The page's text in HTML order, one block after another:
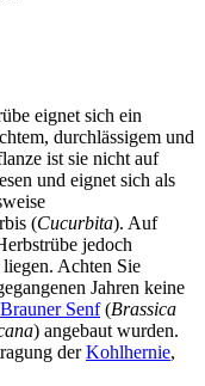
eignet sich ein
durchlässigem und
ist sie nicht auf
und eignet sich als
(Cucurbita). Auf
jedoch
Achten Sie
Jahren keine
Brauner Senf(Brassica
) angebaut wurden.
derKohlhernie,